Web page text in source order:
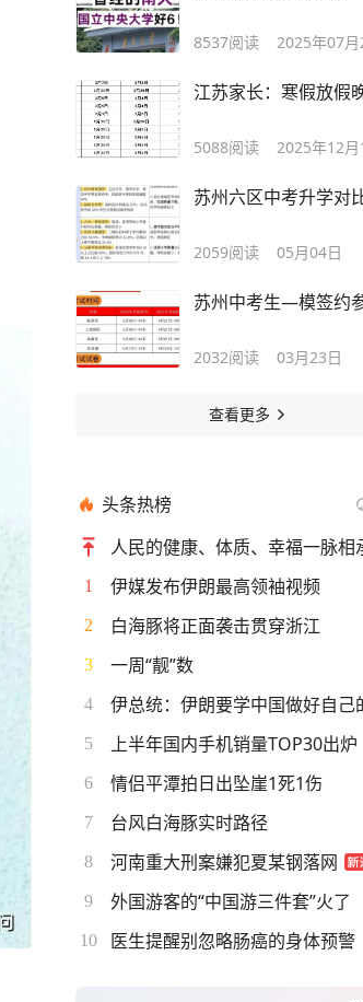
8537阅读 2025年07月
江苏家长：寒假放假
5088阅读 2025年12月
苏州六区中考升学对比
2059阅读 05月04日
苏州中考生—模签约参
2032阅读 03月23日
查看更多
头条热榜
人民的健康、体质、幸福一脉相
1 伊媒发布伊朗最高领袖视频
2 白海豚将正面袭击贯穿浙江
3 一周“靓”数
4 伊总统：伊朗要学中国做好自己
5 上半年国内手机销量TOP30出炉
6 情侣平潭拍日出坠崖1死1伤
7 台风白海豚实时路径
8 河南重大刑案嫌犯夏某钢落网
9 外国游客的“中国游三件套”火了
10 医生提醒别忽略肠癌的身体预警